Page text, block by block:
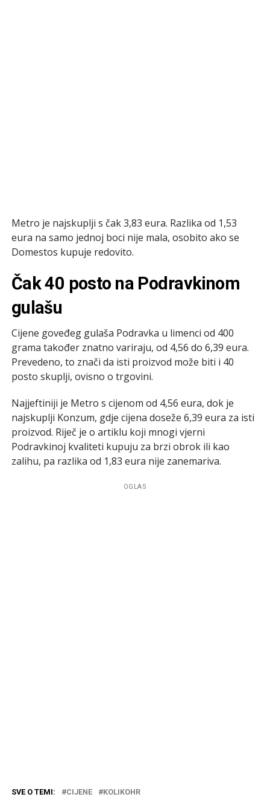
Metro je najskuplji s čak 3,83 eura. Razlika od 1,53
eura na samo jednoj boci nije mala, osobito ako se
Domestos kupuje redovito.
Čak 40 posto na Podravkinom
gulašu
Cijene goveđeg gulaša Podravka u limenci od 400
grama također znatno variraju, od 4,56 do 6,39 eura.
Prevedeno, to znači da isti proizvod može biti i 40
posto skuplji, ovisno o trgovini.
Najjeftiniji je Metro s cijenom od 4,56 eura, dok je
najskuplji Konzum, gdje cijena doseže 6,39 eura za isti
proizvod. Riječ je o artiklu koji mnogi vjerni
Podravkinoj kvaliteti kupuju za brzi obrok ili kao
zalihu, pa razlika od 1,83 eura nije zanemariva.
OGLAS
SVE O TEMI: CIJENE KOLIKOHR